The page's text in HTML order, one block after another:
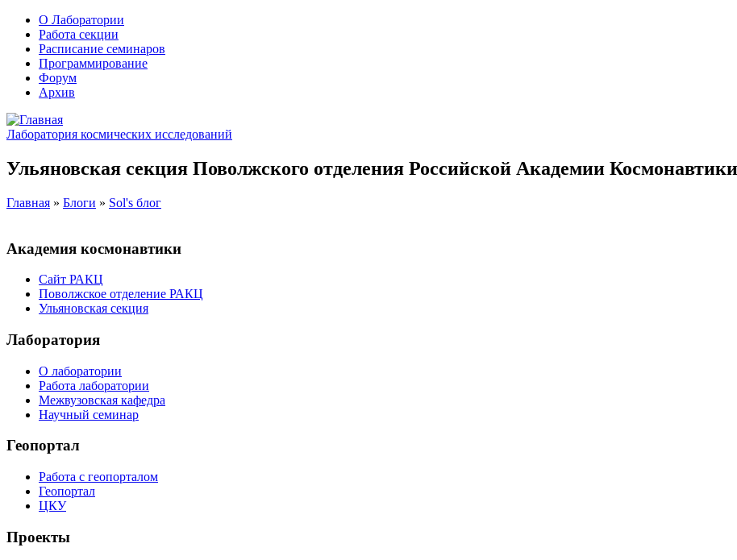
О Лаборатории
Работа секции
Расписание семинаров
Программирование
Форум
Архив
Лаборатория космических исследований
Ульяновская секция Поволжского отделения Российской Академии
Главная » Блоги » Sol's блог
Академия космонавтики
Сайт РАКЦ
Поволжское отделение РАКЦ
Ульяновская секция
Лаборатория
О лаборатории
Работа лаборатории
Межвузовская кафедра
Научный семинар
Геопортал
Работа с геопорталом
Геопортал
ЦКУ
Проекты